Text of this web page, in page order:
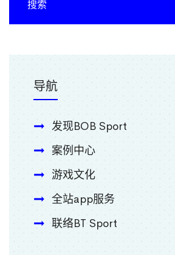
导航
发现BOB Sport
案例中心
游戏文化
全站app服务
联络BT Sport